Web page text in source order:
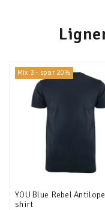
Mix 3 - spar 20%
YOU Blue Rebel
shirt